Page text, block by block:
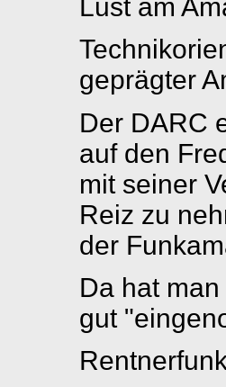
Lust am
geprägter
Der DARC
auf den
mit seiner
Reiz zu
der
Da hat
gut